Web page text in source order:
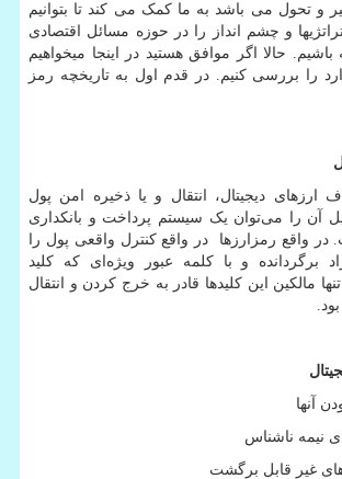
و تحول می باشد به ما کمک می کند تا بتوانیم
و چشم انداز را در حوزه مسائل اقتصادی
حالا اگر موافق هستید در اینجا می­خواهیم
را بررسی کنیم. در قدم اول به تاریخچه رمز
دیجیتال، انتقال و یا ذخیره امن پول
آن را می‌توان یک سیستم پرداخت و بانکداری
در واقع رمزارزها در واقع کنترل واقعی پول را
برگردانده و با کلمه عبور ویژه‌ای که کلید
مالکین این کلیدها قادر به خرج کردن و انتقال
آن­ها
نیمه ناشناس
غیر قابل برگشت